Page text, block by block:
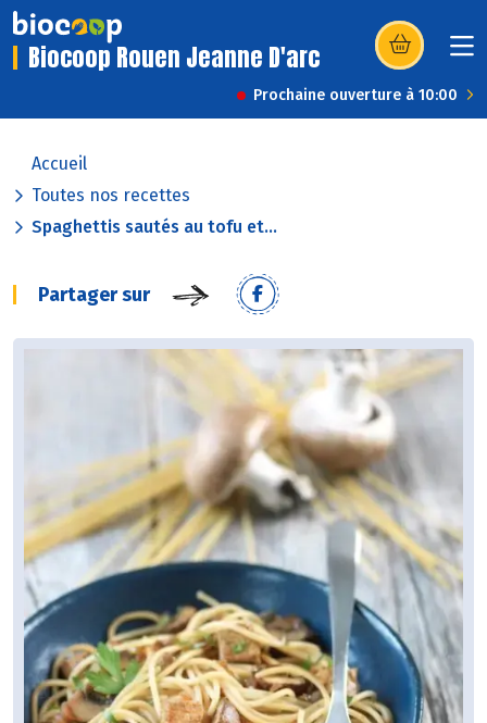
Biocoop Rouen Jeanne D'arc (s’ouvre dans
Prochaine ouverture à 10:00
Accueil
Toutes nos recettes
Spaghettis sautés au tofu et...
Partager sur